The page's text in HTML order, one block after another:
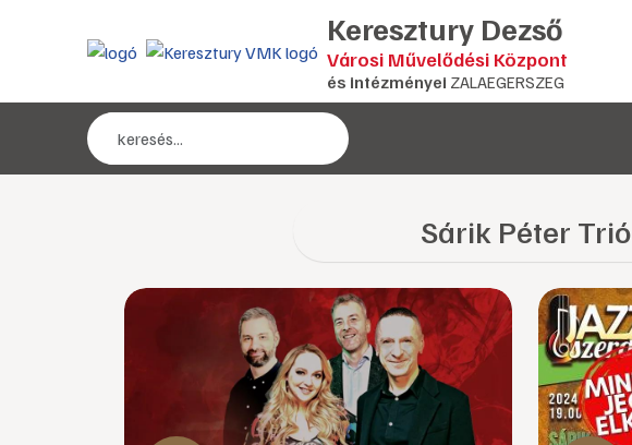
Keresztury Dezső
Városi Művelődési Központ
és intézményei ZALAEGERSZEG
Sárik Péter Trió